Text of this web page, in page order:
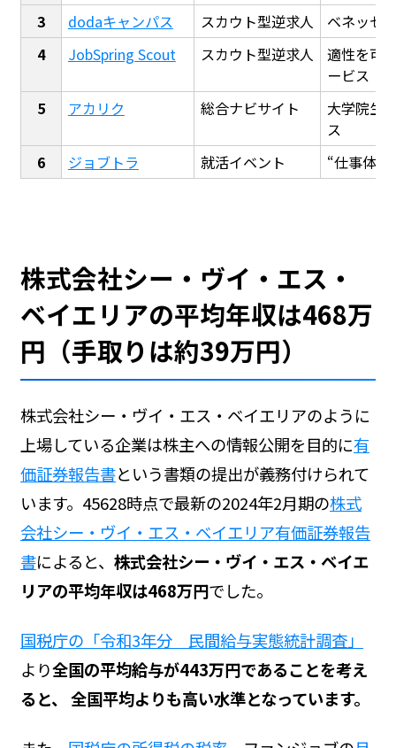
dodaキャンパス
スカウト型逆求人
ベネッセ
JobSpring Scout
スカウト型逆求人
適性を可
ービス
アカリク
総合ナビサイト
大学院生
ス
ジョブトラ
就活イベント “仕事体
株式会社シー・ヴイ・エス・
ベイエリアの平均年収は468万
円（手取りは約39万円）
株式会社シー・ヴイ・エス・ベイエリアのように
上場している企業は株主への情報公開を目的に有
価証券報告書という書類の提出が義務付けられて
います。45628時点で最新の2024年2月期の株式
会社シー・ヴイ・エス・ベイエリア有価証券報告
書によると、 株式会社シー・ヴイ・エス・ベイエ
リアの平均年収は468万円でした。
国税庁の「令和3年分 民間給与実態統計調査」
より全国の平均給与が443万円であることを考え
ると、 全国平均よりも高い水準となっています。